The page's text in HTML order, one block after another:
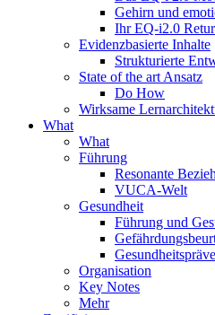
Gehirn und
Ihr EQ-i2.0
Evidenzbasierte Inhalte
Strukturierte
State of the art Ansatz
Do How
Wirksame
What
What
Führung
Resonante
VUCA-Welt
Gesundheit
Führung und
Organisation
Key Notes
Mehr